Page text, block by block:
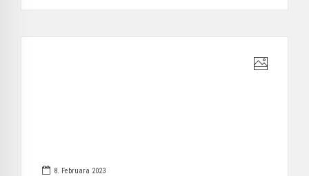
suhomesnate delicije, a 128 sudionika kvalitetom svojih
8. Februara 2023